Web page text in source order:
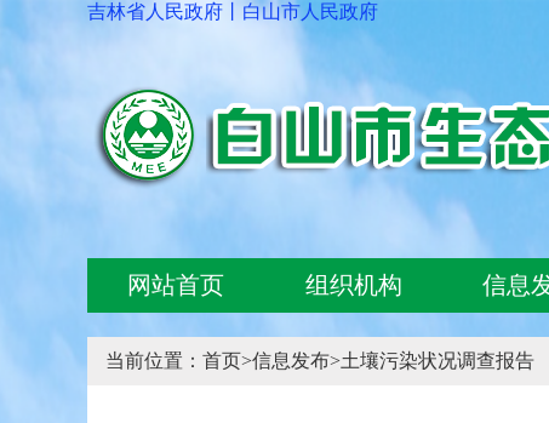
吉林省人民政府 白山市人民政府
网站首页 组织机构 信息
当前位置： 首页>信息发布>土壤污染状况调查报告